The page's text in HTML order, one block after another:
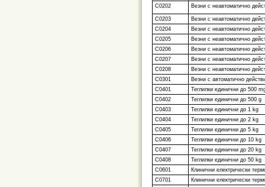
С0202
Везни с неавтоматично
С0203
Везни с неавтоматично
С0204
Везни с неавтоматично
С0205
Везни с неавтоматично
С0206
Везни с неавтоматично
С0207
Везни с неавтоматично
С0208
Везни с неавтоматично
С0301
Везни с автоматично
С0401
Теглилки единични до 500
С0402
Теглилки единични до 500 g
С0403
Теглилки единични до 1 kg
С0404
Теглилки единични до 2 kg
С0405
Теглилки единични до 5 kg
С0406
Теглилки единични до 10 kg
С0407
Теглилки единични до 20 kg
С0408
Теглилки единични до 50 kg
С0601
Клинични електрически
С0701
Клинични електрически